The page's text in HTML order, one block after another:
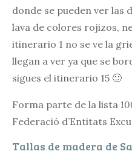
donde se pueden ver las
lava de colores rojizos,
itinerario 1 no se ve la
llegan a ver ya que se
sigues el itinerario 15 🙂
Forma parte de la lista
Federació d’Entitats
Tallas de madera de